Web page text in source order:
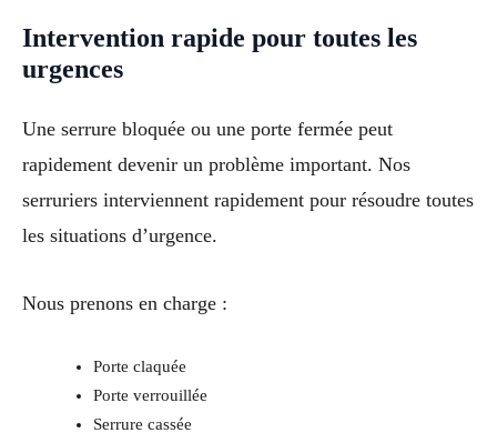
Intervention rapide pour toutes les
urgences
Une serrure bloquée ou une porte fermée peut
rapidement devenir un problème important. Nos
serruriers interviennent rapidement pour résoudre toutes
les situations d’urgence.
Nous prenons en charge :
Porte claquée
Porte verrouillée
Serrure cassée